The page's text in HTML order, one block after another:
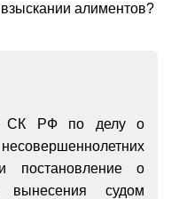
алиментов?
РФ по делу о
постановление о
вынесения судом